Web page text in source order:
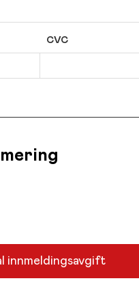
CVC
innmeldingsavgift